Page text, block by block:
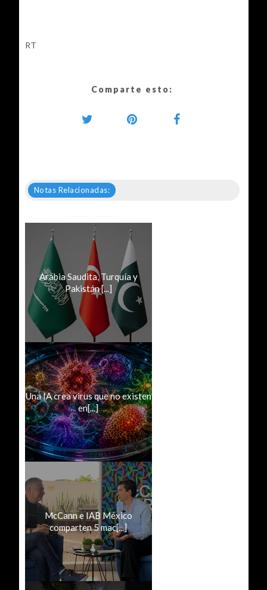
RT
Comparte esto:
Notas Relacionadas:
Arabia Saudita, Turquía y
Pakistán [...]
Una IA crea virus que no existen
en[...]
McCann e IAB México
comparten 5 mac[...]